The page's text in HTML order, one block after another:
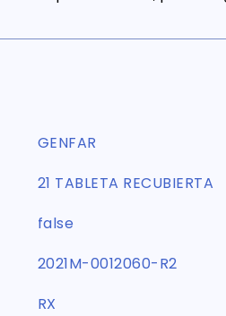
GENFAR
21 TABLETA RECUBIERTA
false
2021M-0012060-R2
RX